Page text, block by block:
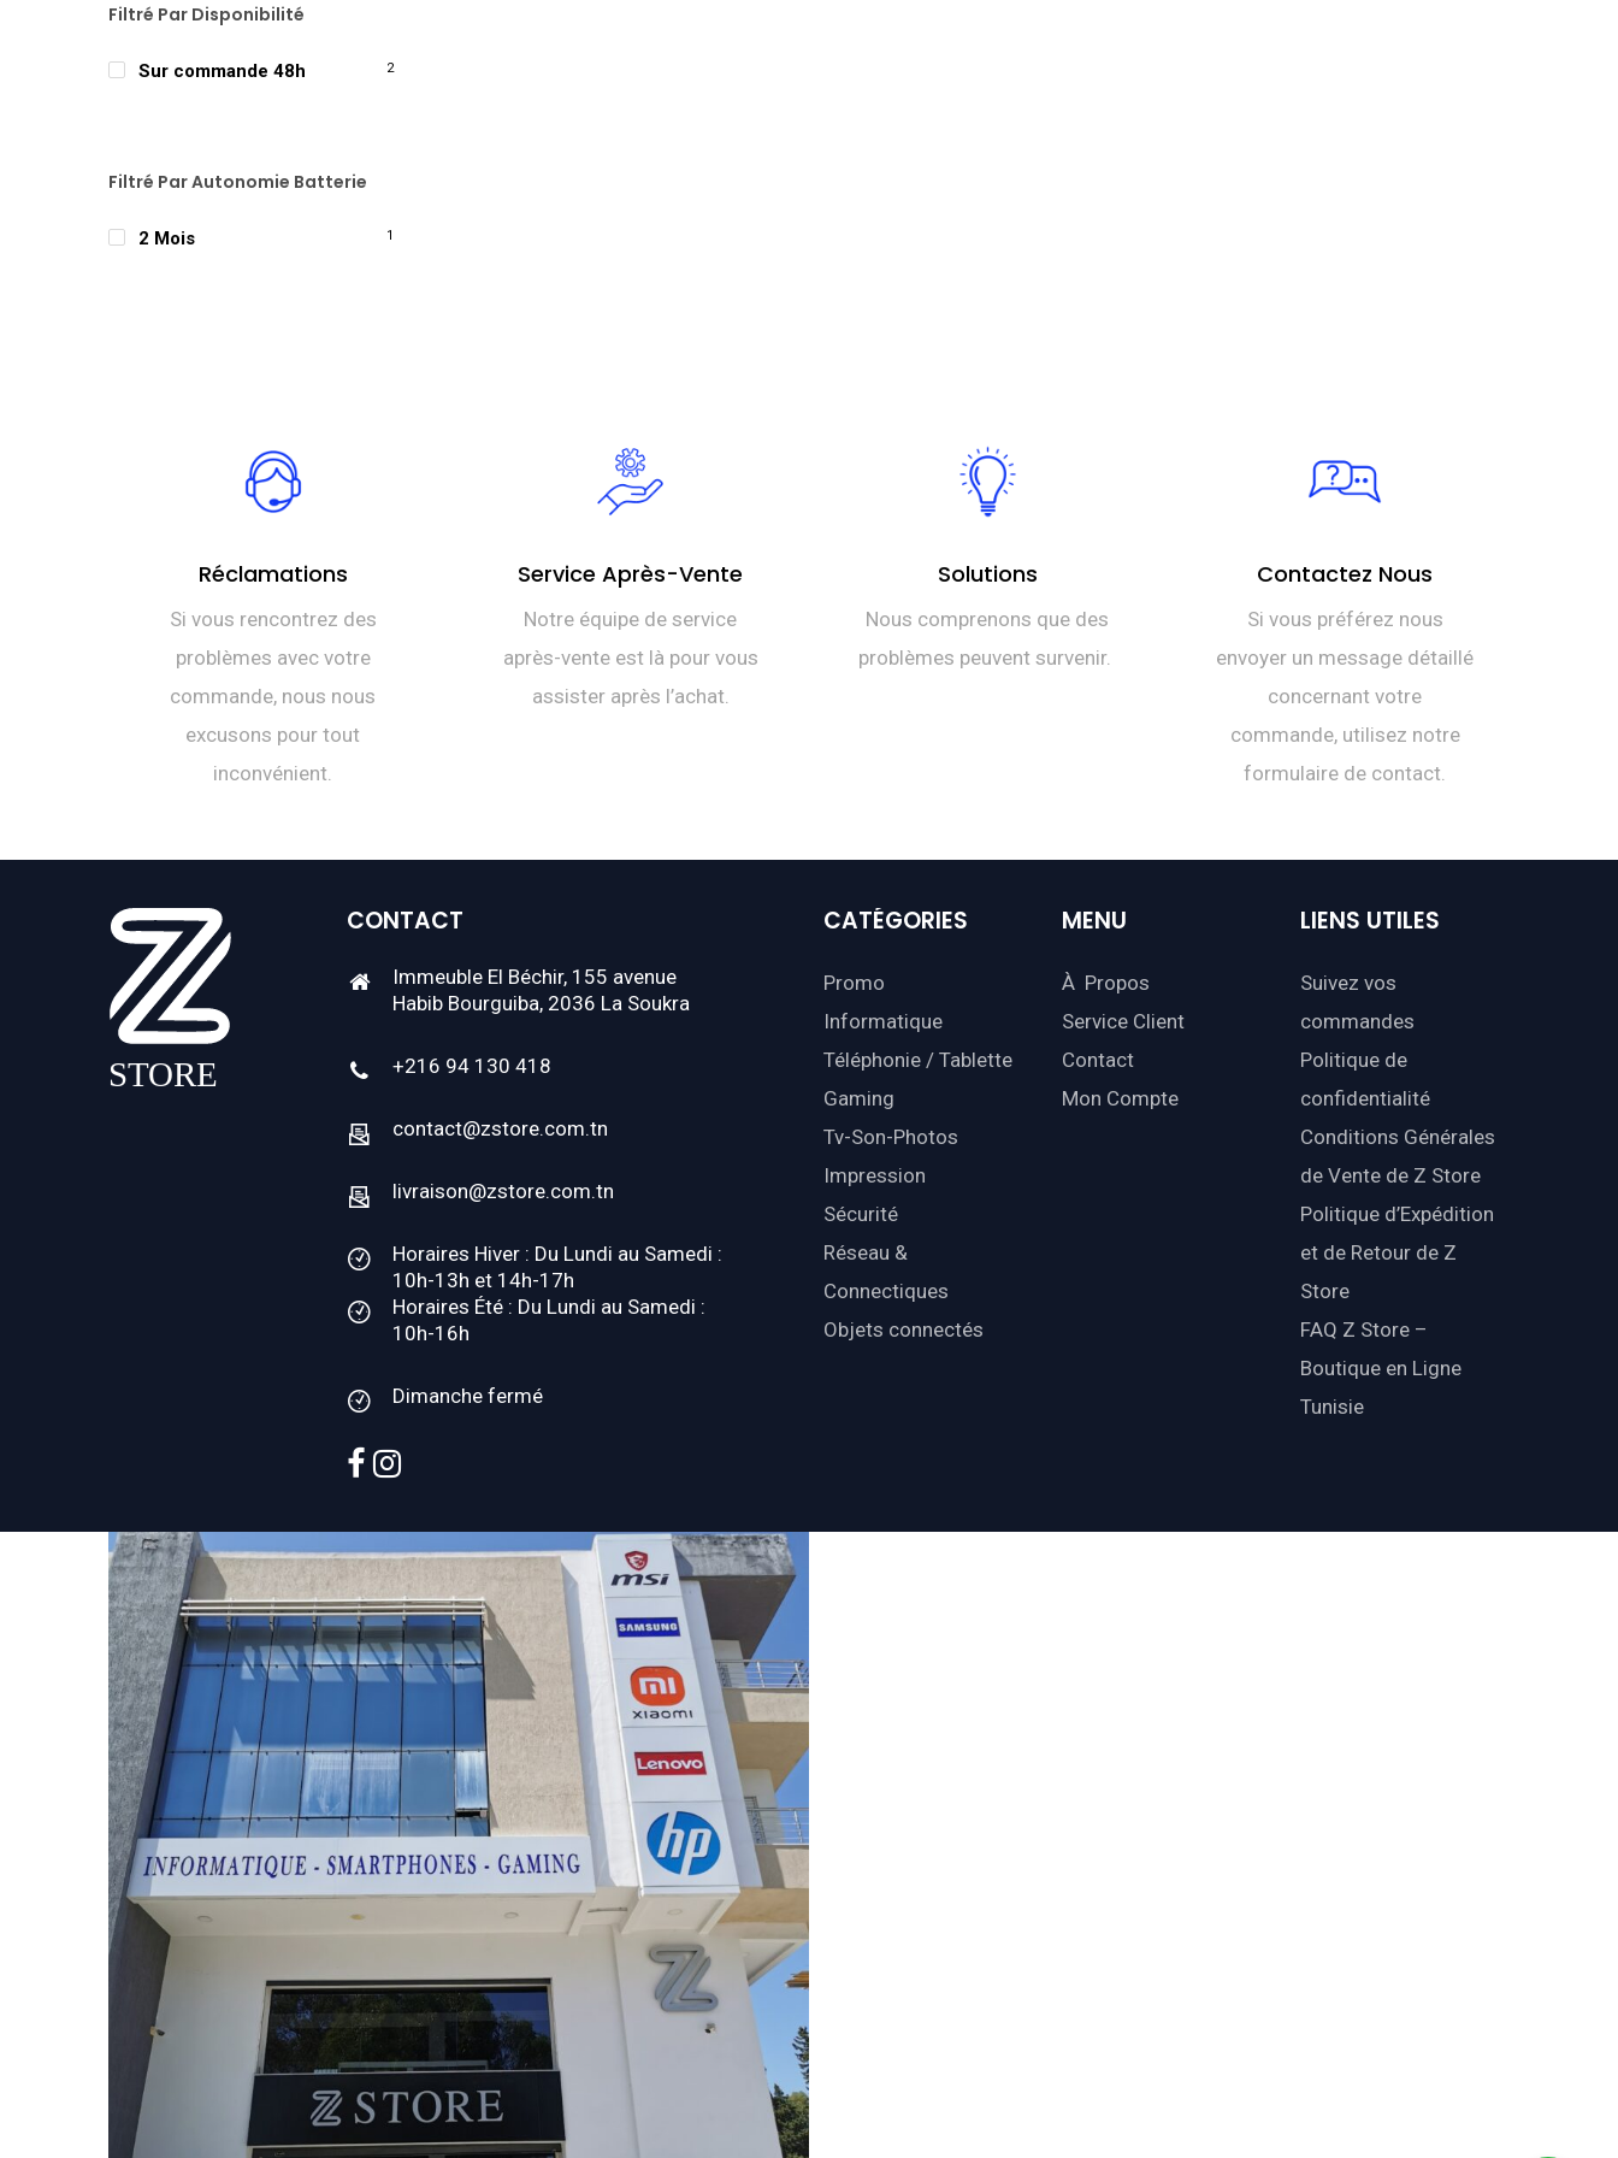
Filtré Par Disponibilité
Sur commande 48h 2
Filtré Par Autonomie Batterie
2 Mois 1
Réclamations
Si vous rencontrez des
problèmes avec votre
commande, nous nous
excusons pour tout
inconvénient.
Service Après-Vente
Notre équipe de service
après-vente est là pour vous
assister après l’achat.
Solutions
Nous comprenons que des
problèmes peuvent survenir.
Contactez Nous
Si vous préférez nous
envoyer un message détaillé
concernant votre
commande, utilisez notre
formulaire de contact.
CONTACT
Immeuble El Béchir, 155 avenue
Habib Bourguiba, 2036 La Soukra
+216 94 130 418
contact@zstore.com.tn
livraison@zstore.com.tn
Horaires Hiver : Du Lundi au Samedi :
10h-13h et 14h-17h
Horaires Été : Du Lundi au Samedi :
10h-16h
Dimanche fermé
facebook
instagram
CATÉGORIES
Promo
Informatique
Téléphonie / Tablette
Gaming
Tv-Son-Photos
Impression
Sécurité
Réseau &
Connectiques
Objets connectés
MENU
À Propos
Service Client
Contact
Mon Compte
LIENS UTILES
Suivez vos
commandes
Politique de
confidentialité
Conditions Générales
de Vente de Z Store
Politique d’Expédition
et de Retour de Z
Store
FAQ Z Store –
Boutique en Ligne
Tunisie